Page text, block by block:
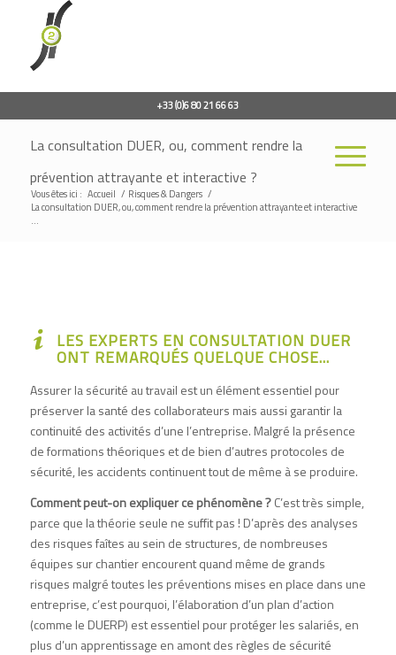
+33 (0)6 80 21 66 63
La consultation DUER, ou, comment rendre la
prévention attrayante et interactive ?
Vous êtes ici : Accueil / Risques & Dangers /
La consultation DUER, ou, comment rendre la prévention attrayante et interactive
...
LES EXPERTS EN CONSULTATION DUER
ONT REMARQUÉS QUELQUE CHOSE...
Assurer la sécurité au travail est un élément essentiel pour
préserver la santé des collaborateurs mais aussi garantir la
continuité des activités d’une l’entreprise. Malgré la présence
de formations théoriques et de bien d’autres protocoles de
sécurité, les accidents continuent tout de même à se produire.
Comment peut-on expliquer ce phénomène ?C’est très simple,
parce que la théorie seule ne suffit pas ! D’après des analyses
des risques faîtes au sein de structures, de nombreuses
équipes sur chantier encourent quand même de grands
risques malgré toutes les préventions mises en place dans une
entreprise, c’est pourquoi, l’élaboration d’un plan d’action
(comme le DUERP) est essentiel pour protéger les salariés, en
plus d’un apprentissage en amont des règles de sécurité